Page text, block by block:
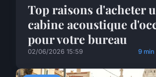
Top raisons d'acheter
cabine acoustique
pour votre bureau
02/06/2026 15:59 9